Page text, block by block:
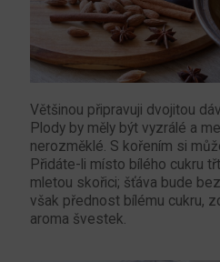
Většinou připravuji dvojitou
Plody by měly být vyzrálé a
nerozměklé. S kořením si
Přidáte-li místo bílého cukru
mletou skořici; šťáva bude
však přednost bílému cukru,
aroma švestek.